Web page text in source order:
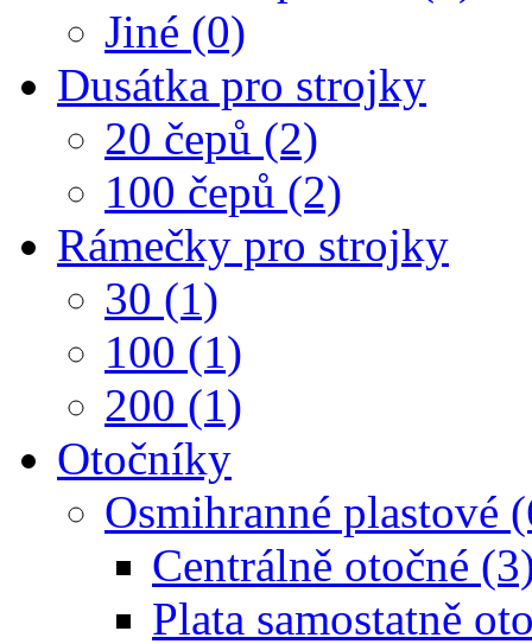
Jiné (0)
Dusátka pro strojky
20 čepů (2)
100 čepů (2)
Rámečky pro strojky
30 (1)
100 (1)
200 (1)
Otočníky
Osmihranné plastové
Centrálně otočné
Plata samostatně